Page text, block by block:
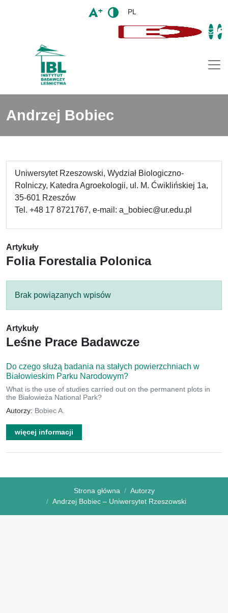
PL
Andrzej Bobiec
Uniwersytet Rzeszowski, Wydział Biologiczno-
Rolniczy, Katedra Agroekologii, ul. M. Ćwiklińskiej 1a,
35-601 Rzeszów
Tel. +48 17 8721767, e-mail: a_bobiec@ur.edu.pl
Artykuły
Folia Forestalia Polonica
Brak powiązanych wpisów
Artykuły
Leśne Prace Badawcze
Do czego służą badania na stałych powierzchniach w
Białowieskim Parku Narodowym?
What is the use of studies carried out on the permanent plots in
the Białowieża National Park?
Autorzy: Bobiec A.
więcej informacji
Strona główna
Autorzy
Andrzej Bobiec – Uniwersytet Rzeszowski